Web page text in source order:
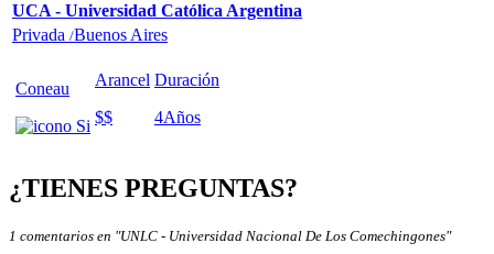
UCA - Universidad Católica Argentina
Privada /Buenos Aires
Coneau
Arancel
$$
Duración
4Años
¿TIENES PREGUNTAS?
1 comentarios en "UNLC - Universidad Nacional De Los Comechingones"